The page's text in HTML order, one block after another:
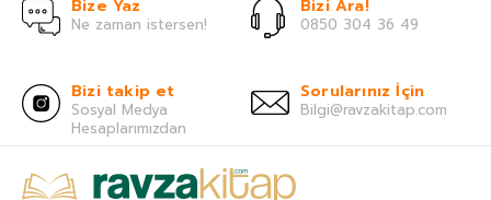
Bize Yaz
Ne zaman istersen!
Bizi Ara!
0850 304 36 49
Bizi takip et
Sosyal Medya
Hesaplarımızdan
Sorularınız İçin
Bilgi@ravzakitap.com